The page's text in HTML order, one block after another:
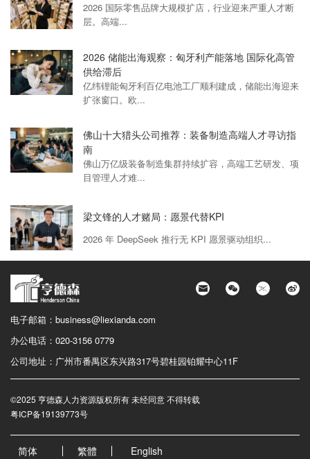
2026 国际零售品牌大规模扩店，行业迎来严重人才断
层。高端...
2026 储能出海观察：匈牙利产能落地 国际化高管
供给滞后
亿纬锂能匈牙利百亿电池工厂顺利建成，储能出海迎来
扩张窗口。欧...
佛山十大猎头公司推荐：装备制造高端人才寻访指
南
佛山万亿级装备制造集群持续扩容，高端工艺研发、项
目管理人才难...
梁文锋的人才赌局：愿景代替KPI
2026 年 DeepSeek 推行无 KPI 愿景驱动组织...
电子邮箱： business@liexianda.com
办公电话： 020-3156 0779
公司地址： 广州市番禺区东兴路317号碧桂园铂耀中心11F
©2025 亨德森人力资源版权所有 未经同意 不得转载
粤ICP备19139773号
简体 繁體 English